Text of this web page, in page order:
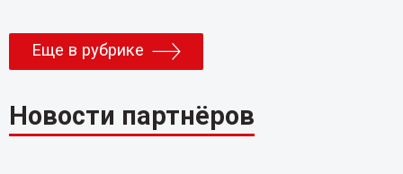
Еще в рубрике
Новости партнёров